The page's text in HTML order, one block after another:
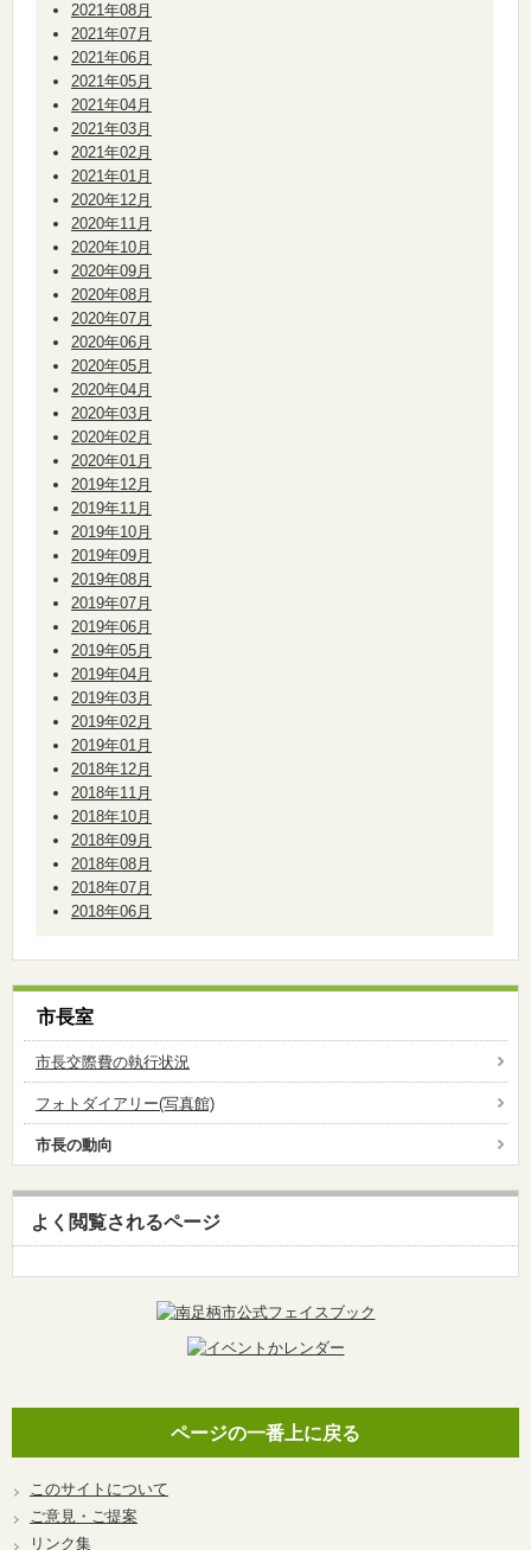
2021年08月
2021年07月
2021年06月
2021年05月
2021年04月
2021年03月
2021年02月
2021年01月
2020年12月
2020年11月
2020年10月
2020年09月
2020年08月
2020年07月
2020年06月
2020年05月
2020年04月
2020年03月
2020年02月
2020年01月
2019年12月
2019年11月
2019年10月
2019年09月
2019年08月
2019年07月
2019年06月
2019年05月
2019年04月
2019年03月
2019年02月
2019年01月
2018年12月
2018年11月
2018年10月
2018年09月
2018年08月
2018年07月
2018年06月
市長室
市長交際費の執行状況
フォトダイアリー(写真館)
市長の動向
よく閲覧されるページ
ページの一番上に戻る
このサイトについて
ご意見・ご提案
リンク集